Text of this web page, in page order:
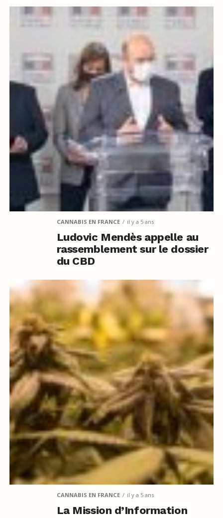
CANNABIS EN FRANCE il y a 5 ans
Ludovic Mendès appelle au
rassemblement sur le dossier
du CBD
CANNABIS EN FRANCE il y a 5 ans
La Mission d’Information